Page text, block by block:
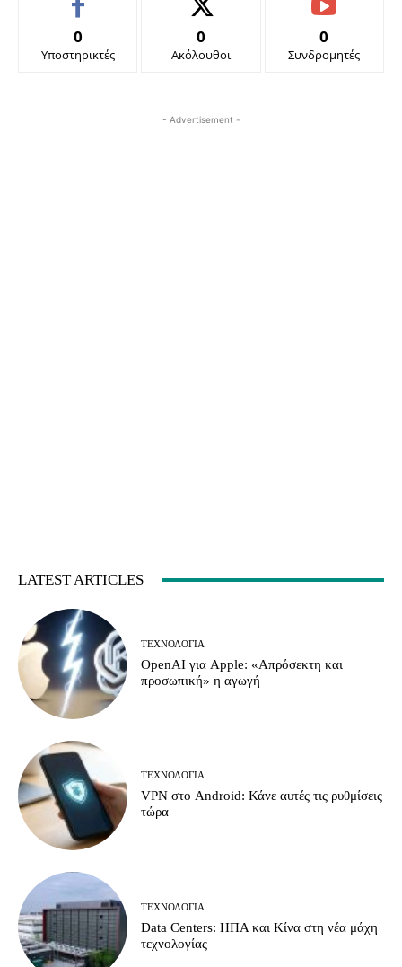
0
Υποστηρικτές
0
Ακόλουθοι
0
Συνδρομητές
- Advertisement -
LATEST ARTICLES
ΤΕΧΝΟΛΟΓΊΑ
OpenAI για Apple: «Απρόσεκτη και
προσωπική» η αγωγή
ΤΕΧΝΟΛΟΓΊΑ
VPN στο Android: Κάνε αυτές τις ρυθμίσεις
τώρα
ΤΕΧΝΟΛΟΓΊΑ
Data Centers: ΗΠΑ και Κίνα στη νέα μάχη
τεχνολογίας